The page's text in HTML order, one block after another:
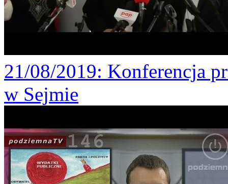
21/08/2019: Konferencja
w Sejmie